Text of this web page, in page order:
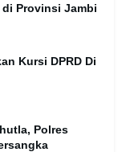
Provinsi Jambi
Kursi DPRD Di
Polres